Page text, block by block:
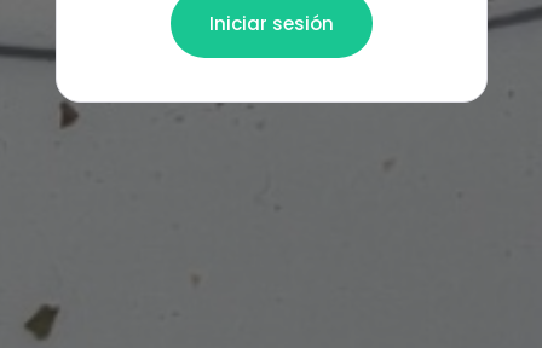
Iniciar sesión